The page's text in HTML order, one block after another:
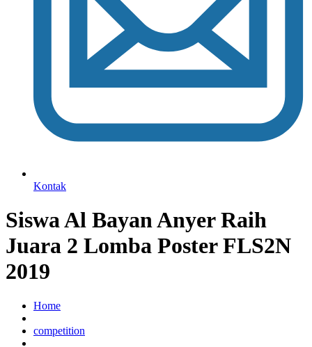
Kontak
Siswa Al Bayan Anyer Raih
Juara 2 Lomba Poster FLS2N
2019
Home
competition